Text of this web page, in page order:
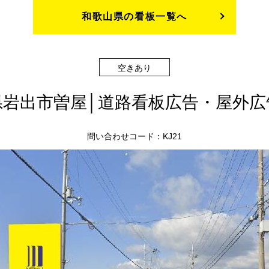
和歌山県の看板一覧へ
空きあり
岩出市曽屋│道路看板広告・屋外
問い合わせコード：KJ21